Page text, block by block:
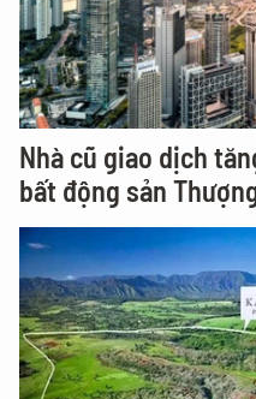
Nhà cũ giao dịch
bất động sản